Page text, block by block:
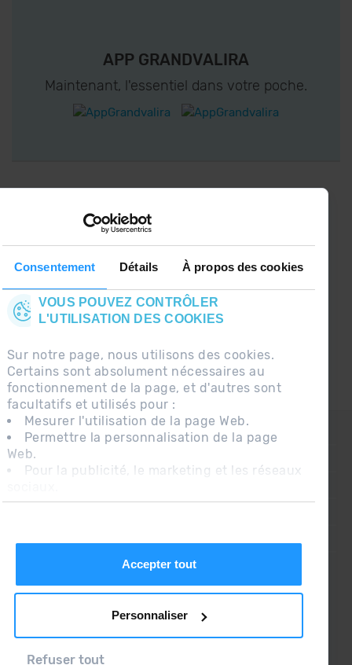
Consentement Détails À propos des cookies
VOUS POUVEZ CONTRÔLER
L'UTILISATION DES COOKIES
Sur notre page, nous utilisons des cookies.
Certains sont absolument nécessaires au
fonctionnement de la page, et d'autres sont
facultatifs et utilisés pour :
Mesurer l'utilisation de la page Web.
Permettre la personnalisation de la page
Web.
Pour la publicité, le marketing et les réseaux
En cliquant sur « Accepter tout », vous
Accepter tout
Personnaliser
Refuser tout
APP GRANDVALIRA
Maintenant, l'essentiel dans votre poche.
CONNECTEZ-VOUS À GRANDVALIRA!
Suivez-nous sur les Réseaux Sociaux et soyez
CONTACT
QUESTIONS FRÉQUENTES